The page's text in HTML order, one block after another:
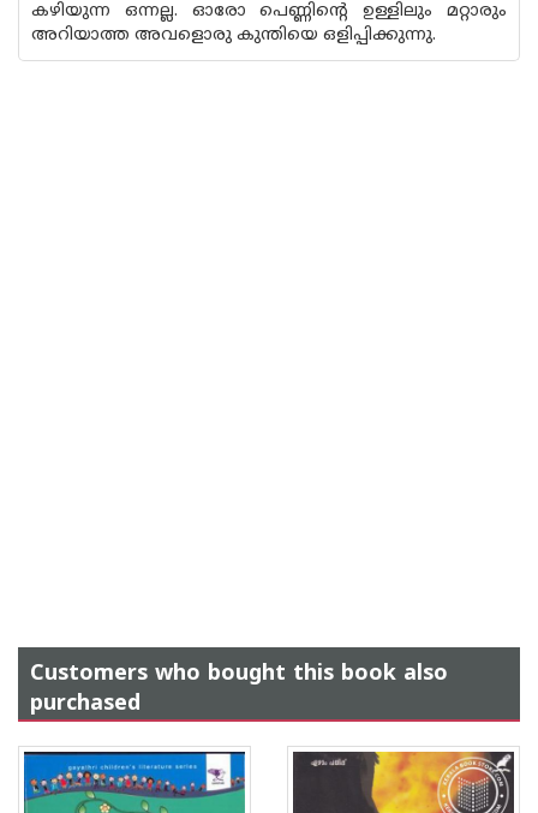
കഴിയുന്ന ഒന്നല്ല. ഓരോ പെണ്ണിന്റെ ഉള്ളിലും മറ്റാരും
അറിയാത്ത അവളൊരു കുന്തിയെ ഒളിപ്പിക്കുന്നു.
Customers who bought this book also
purchased